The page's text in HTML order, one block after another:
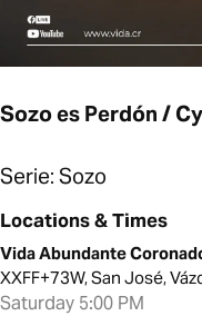
Sozo es Perdón /
Serie: Sozo
Locations & Times
Vida Abundante
XXFF+73W, San José,
Saturday 5:00 PM